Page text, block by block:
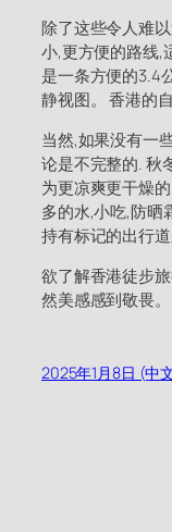
除了这些令人难
小,更方便的路线,
是一条方便的3.4
静视图。 香港的
当然,如果没有一
论是不完整的. 秋
为更凉爽更干燥
多的水,小吃,防晒
持有标记的出行
欲了解香港徒步
然美感感到敬畏。
2025年1月8日 (中